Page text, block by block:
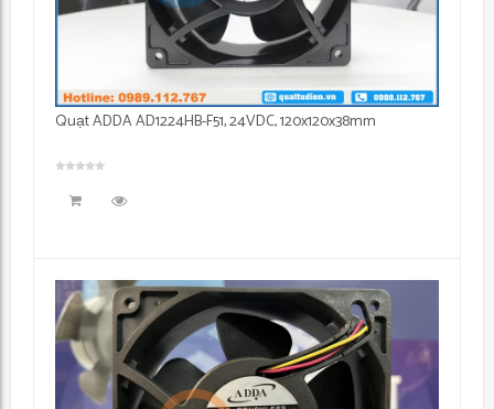
Quạt ADDA AD1224HB-F51, 24VDC, 120x120x38mm